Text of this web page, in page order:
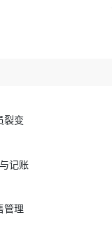
裂变
记账
管理